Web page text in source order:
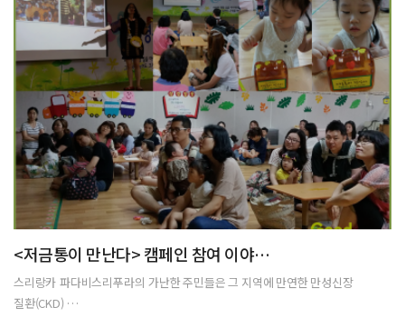
<저금통이 만난다> 캠페인 참여 이야…
스리랑카 파다비스리푸라의 가난한 주민들은 그 지역에 만연한 만성신장
질환(CKD) …